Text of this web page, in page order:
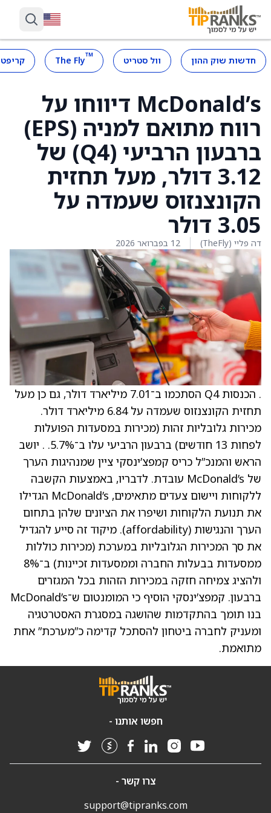
חדשות שוק ההון וול סטריט ™
The Fly
McDonald’s דיווחו על
רווח מתואם למניה (EPS)
ברבעון הרביעי (Q4) של
3.12 דולר, מעל תחזית
הקונצנזוס שעמדה על
3.05 דולר
דה פליי (TheFly) 12 בפברואר 2026
. הכנסות Q4 הסתכמו ב־7.01 מיליארד דולר, גם כן מעל
תחזית הקונצנזוס שעמדה על 6.84 מיליארד דולר.
מכירות גלובליות זהות (מכירות במסעדות הפועלות
לפחות 13 חודשים) ברבעון הרביעי עלו ב־5.7%. . יושב
הראש והמנכ”ל כריס קמפצ’ינסקי ציין שמנהיגות הערך
של McDonald’s עובדת. לדבריו, באמצעות הקשבה
ללקוחות ויישום צעדים מתאימים, McDonald’s הגדילו
את תנועת הלקוחות ושיפרו את הציונים שלהן בתחום
הערך והנגישות (affordability). מיקוד זה סייע להגדיל
את סך המכירות הגלובליות במערכת (מכירות כוללות
ממסעדות בבעלות החברה וממסעדות זכיינות) ב־8%
ולהציג צמיחה חזקה במכירות הזהות בכל המגזרים
ברבעון. קמפצ’ינסקי הוסיף כי המומנטום ש־McDonald’s
בנו תומך בהתקדמות שהושגה במסגרת האסטרטגיה
ומעניק לחברה ביטחון להסתכל קדימה כ”מערכת” אחת
מתואמת.
חפשו אותנו -
צרו קשר -
support@tipranks.com